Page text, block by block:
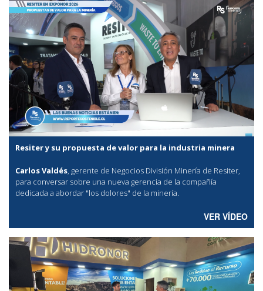
Resiter y su propuesta de valor para la industria minera
Carlos Valdés, gerente de Negocios División Minería de Resiter,
para conversar sobre una nueva gerencia de la compañía
dedicada a abordar "los dolores" de la minería.
VER VÍDEO